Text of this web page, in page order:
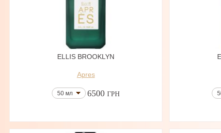
ELLIS BROOKLYN
Apres
50 мл 6500 ГРН